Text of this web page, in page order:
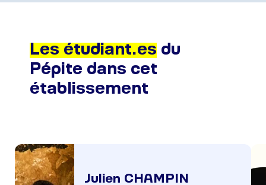
Les étudiant.es du
Pépite dans cet
établissement
Julien CHAMPIN